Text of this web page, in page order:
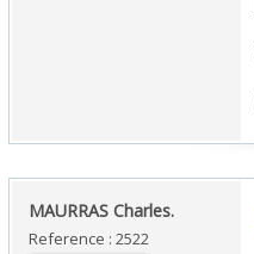
‎MAURRAS Charles.‎
Reference : 2522